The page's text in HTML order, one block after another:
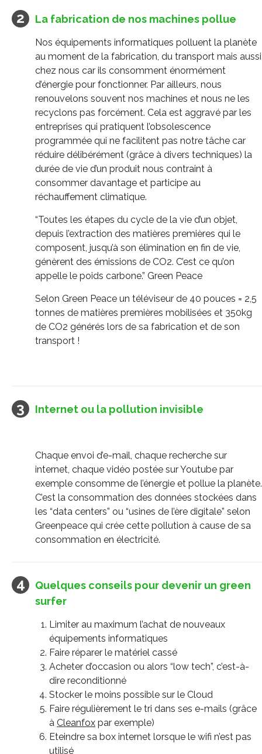
La fabrication de nos machines pollue
Nos équipements informatiques polluent la planète
au moment de la fabrication, du transport mais aussi
chez nous car ils consomment énormément
d’énergie pour fonctionner. Par ailleurs, nous
renouvelons souvent nos machines et nous ne les
recyclons pas forcément. Cela est aggravé par les
entreprises qui pratiquent l’obsolescence
programmée qui ne facilitent pas notre tâche car
réduire délibérément (grâce à divers techniques) la
durée de vie d’un produit nous contraint à
consommer davantage et participe au
réchauffement climatique.
“Toutes les étapes du cycle de la vie d’un objet,
depuis l’extraction des matières premières qui le
composent, jusqu’à son élimination en fin de vie,
génèrent des émissions de CO2. C’est ce qu’on
appelle le poids carbone.” Green Peace
Selon Green Peace un téléviseur de 40 pouces = 2,5
tonnes de matières premières mobilisées et 350kg
de CO2 générés lors de sa fabrication et de son
transport !
Internet ou la pollution invisible
Chaque envoi d’e-mail, chaque recherche sur
internet, chaque vidéo postée sur Youtube par
exemple consomme de l’énergie et pollue la planète.
C’est la consommation des données stockées dans
les “data centers” ou “usines de l’ère digitale” selon
Greenpeace qui crée cette pollution à cause de sa
consommation en électricité.
Quelques conseils pour devenir un green
surfer
Limiter au maximum l’achat de nouveaux
équipements informatiques
Faire réparer le matériel cassé
Acheter d’occasion ou alors “low tech”, c’est-à-
dire reconditionné
Stocker le moins possible sur le Cloud
Faire régulièrement le tri dans ses e-mails (grâce
à Cleanfox par exemple)
Eteindre sa box internet lorsque le wifi n’est pas
utilisé